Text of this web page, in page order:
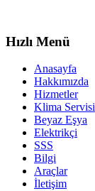
Hızlı Menü
Anasayfa
Hakkımızda
Hizmetler
Klima Servisi
Beyaz Eşya
Elektrikçi
SSS
Bilgi
Araçlar
İletişim